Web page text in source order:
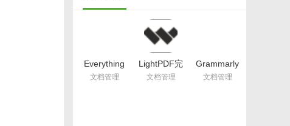
Everything
官方版
v1.4.1.998
文档管理
LightPDF完
美版(PDF编
辑器) 最新
文档管理
Grammarly
付费版(英语
写作软件)
文档管理